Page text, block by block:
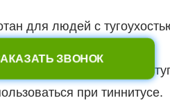
ЗВОНОК
для людей с
и кондуктивной
при тиннитусе.